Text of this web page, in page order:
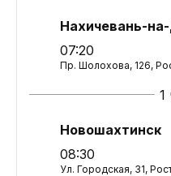
Нахичевань-
07:20
Пр. Шолохова, 126,
1
Новошахтинск
08:30
Ул. Городская, 31,